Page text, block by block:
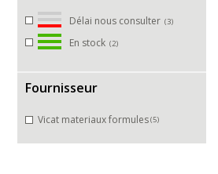
Délai nous consulter (3)
En stock (2)
Fournisseur
Vicat materiaux formules(5)